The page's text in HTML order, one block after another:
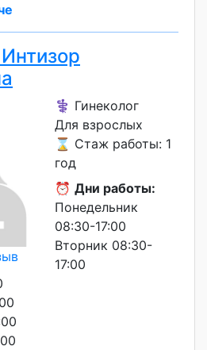
⚕️ Гинеколог
Для взрослых
⌛ Стаж работы: 1
год
⏰ Дни работы:
Понедельник
08:30-17:00
Вторник 08:30-
17:00